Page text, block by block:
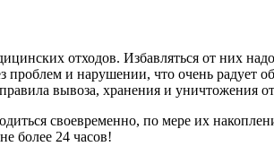
отходов. Избавляться от них
и нарушении, что очень радует
вывоза, хранения и уничтожения
своевременно, по мере их
более 24 часов!